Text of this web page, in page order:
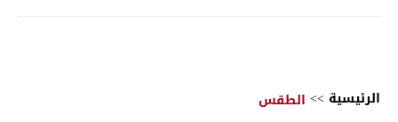
الرئيسية >> الطقس